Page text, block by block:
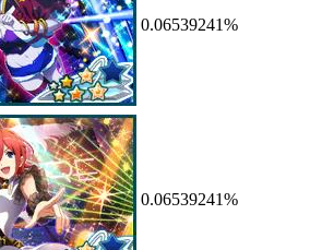
0.06539241%
0.06539241%